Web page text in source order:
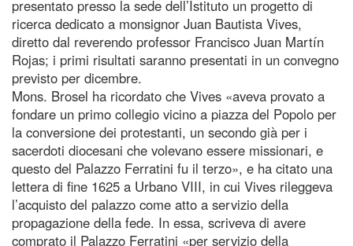
presentato presso la sede dell’Istituto un progetto di
ricerca dedicato a monsignor Juan Bautista Vives,
diretto dal reverendo professor Francisco Juan Martín
Rojas; i primi risultati saranno presentati in un convegno
previsto per dicembre.
Mons. Brosel ha ricordato che Vives «aveva provato a
fondare un primo collegio vicino a piazza del Popolo per
la conversione dei protestanti, un secondo già per i
sacerdoti diocesani che volevano essere missionari, e
questo del Palazzo Ferratini fu il terzo», e ha citato una
lettera di fine 1625 a Urbano VIII, in cui Vives rileggeva
l’acquisto del palazzo come atto a servizio della
propagazione della fede. In essa, scriveva di avere
comprato il Palazzo Ferratini «per servizio della